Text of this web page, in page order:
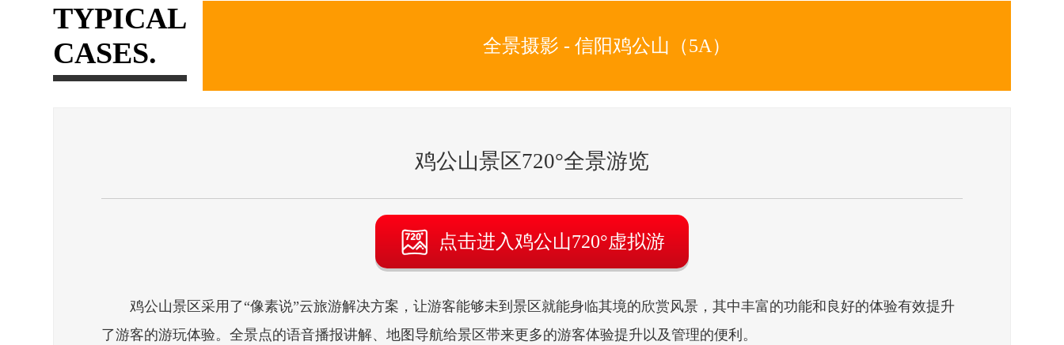
TYPICAL
CASES.
全景摄影 - 信阳鸡公山（5A）
鸡公山景区720°全景游览
点击进入鸡公山720°虚拟游
鸡公山景区采用了“像素说”云旅游解决方案，让游客能够未到景区就能身临其境的欣赏风景，其中丰富的功能和良好的体验有效提升
了游客的游玩体验。全景点的语音播报讲解、地图导航给景区带来更多的游客体验提升以及管理的便利。